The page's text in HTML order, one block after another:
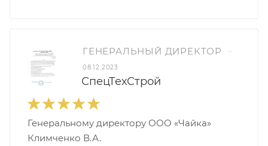
ГЕНЕРАЛЬНЫЙ ДИРЕКТОР –
08.12.2023
СпецТехСтрой
Генеральному директору ООО «Чайка»
Климченко В.А.